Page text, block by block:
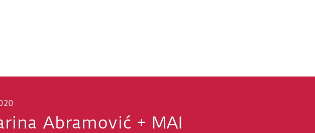
Abramović + MAI